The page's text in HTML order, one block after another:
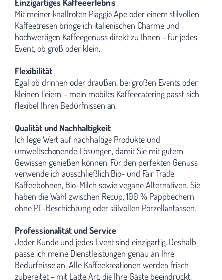
Einzigartiges Kaffeeerlebnis
Mit meiner knallroten Piaggio Ape oder einem stilvollen
Kaffeetresen bringe ich italienischen Charme und
hochwertigen Kaffeegenuss direkt zu Ihnen – für jedes
Event, ob groß oder klein.
Flexibilität
Egal ob drinnen oder draußen, bei großen Events oder
kleinen Feiern – mein mobiles Kaffeecatering passt sich
flexibel Ihren Bedürfnissen an.
Qualität und Nachhaltigkeit
Ich lege Wert auf nachhaltige Produkte und
umweltschonende Lösungen, damit Sie mit gutem
Gewissen genießen können. Für den perfekten Genuss
verwende ich ausschließlich Bio- und Fair Trade
Kaffeebohnen, Bio-Milch sowie vegane Alternativen. Sie
haben die Wahl zwischen Recup, 100 % Pappbechern
ohne PE-Beschichtung oder stilvollen Porzellantassen.
Professionalität und Service
Jeder Kunde und jedes Event sind einzigartig. Deshalb
passe ich meine Dienstleistungen genau an Ihre
Bedürfnisse an. Alle Kaffeekreationen werden frisch
zubereitet – mit Latte Art, die Ihre Gäste beeindruckt.